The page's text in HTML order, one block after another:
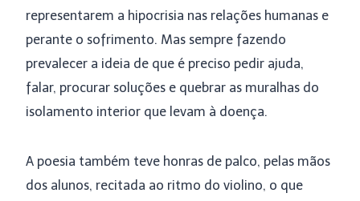
representarem a hipocrisia nas relações humanas e
perante o sofrimento. Mas sempre fazendo
prevalecer a ideia de que é preciso pedir ajuda,
falar, procurar soluções e quebrar as muralhas do
isolamento interior que levam à doença.
A poesia também teve honras de palco, pelas mãos
dos alunos, recitada ao ritmo do violino, o que